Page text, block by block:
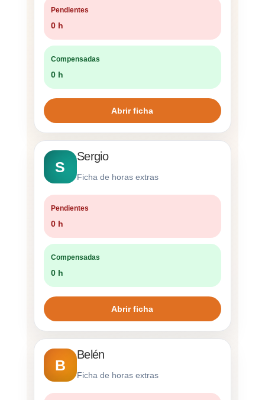
Pendientes
0 h
Compensadas
0 h
Abrir ficha
S
Sergio
Ficha de horas extras
Pendientes
0 h
Compensadas
0 h
Abrir ficha
B
Belén
Ficha de horas extras